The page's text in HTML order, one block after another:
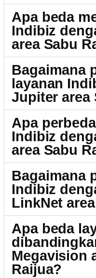
Apa beda
Indibiz
area Sabu
Bagaimana
layanan
Jupiter area
Apa
Indibiz
area Sabu
Bagaimana
Indibiz
LinkNet
Apa beda
Megavision
Raijua?